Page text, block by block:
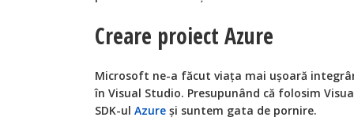
Creare proiect Azure
Microsoft ne-a făcut viaţa mai uşoară
în Visual Studio. Presupunând că folosim
SDK-ul Azure şi suntem gata de pornire.